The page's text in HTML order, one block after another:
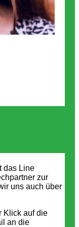
das Line
zur
uns auch über
Klick auf die
an die